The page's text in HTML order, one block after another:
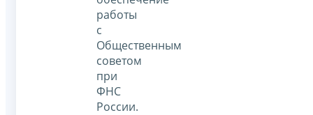
работы
с
Общественным
советом
при
ФНС
России.